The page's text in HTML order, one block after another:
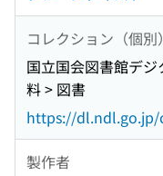
コレクション（個別）
国立国会図書館デ
料 > 図書
https://dl.ndl.go.jp/
製作者